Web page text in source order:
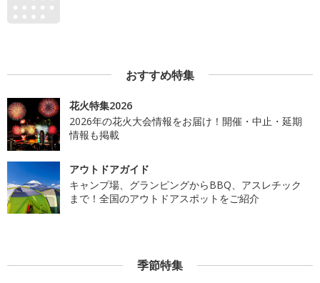
おすすめ特集
花火特集2026
2026年の花火大会情報をお届け！開催・中止・延期
情報も掲載
アウトドアガイド
キャンプ場、グランピングからBBQ、アスレチック
まで！全国のアウトドアスポットをご紹介
季節特集